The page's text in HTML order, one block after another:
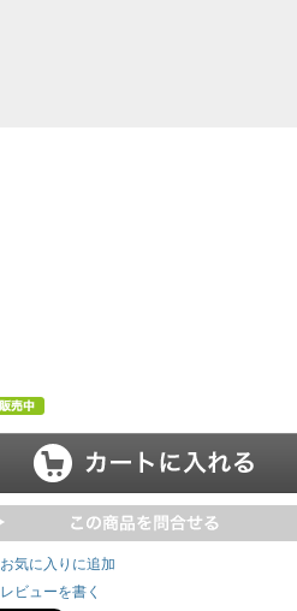
お気に入りに追加
レビューを書く